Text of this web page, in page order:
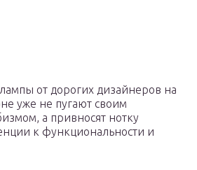
от дорогих дизайнеров на
уже не пугают своим
а привносят нотку
к функциональности и